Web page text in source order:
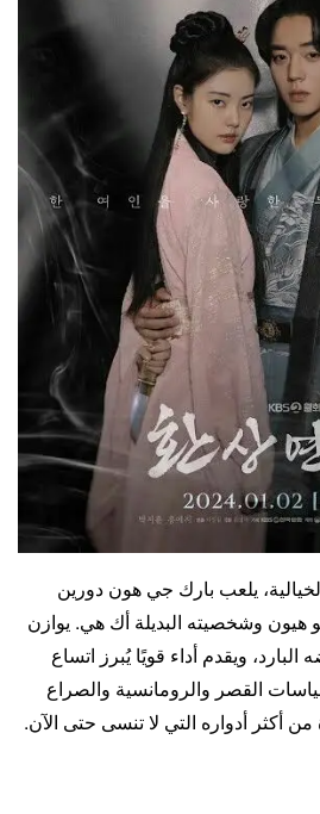
يلعب بارك جي هون دورين
هيون وشخصيته البديلة أك هي. يوازن
ويقدم أداء قويًا يُبرز اتساع
القصر والرومانسية والصراع
من أكثر أدواره التي لا تنسى حتى الآن.